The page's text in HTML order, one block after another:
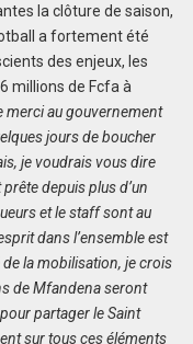
la clôture de saison,
a fortement été
des enjeux, les
millions de Fcfa à
merci au gouvernement
jours de boucher
je voudrais vous dire
depuis plus d’un
et le staff sont au
dans l’ensemble est
la mobilisation, je crois
de Mfandena seront
partager le Saint
sur tous ces éléments